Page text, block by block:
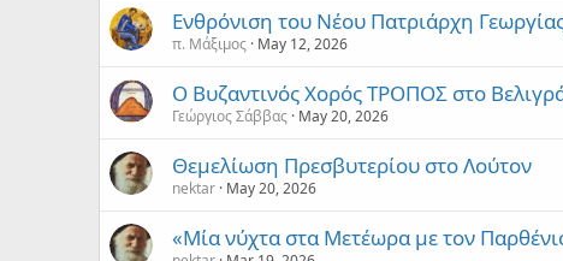
Ενθρόνιση του Νέου Πατριάρχη
π. Μάξιμος May 12, 2026
Ο Βυζαντινός Χορός ΤΡΟΠΟΣ στο
Γεώργιος Σάββας May 20, 2026
Θεμελίωση Πρεσβυτερίου στο Λούτον
nektar May 20, 2026
«Μία νύχτα στα Μετέωρα με τον